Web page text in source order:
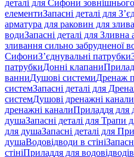
деталі для Сифони
елементиЗапасні деталі для
арматура для раковин для
водиЗапасні деталі для
зливання сильно забрудненої
СифониЗ’єднувальні патрубки
патрубкиДонні клапани
ванниДушові системиДренаж
системЗапасні деталі для
системДушові дренажні канали
дренажні каналиПриладдя для
душаЗапасні деталі для Трапи
для душаЗапасні деталі для
душаВодовідводи в стіні
стініПриладдя для водовідводів